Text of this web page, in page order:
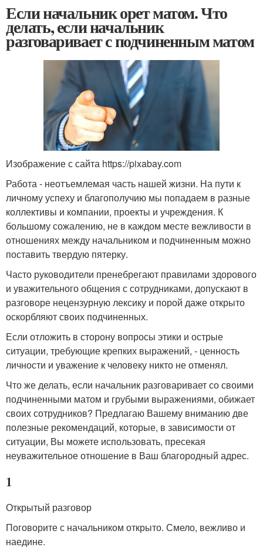
Если начальник орет матом. Что
делать, если начальник
разговаривает с подчиненным матом
Изображение с сайта https://pixabay.com
Работа - неотъемлемая часть нашей жизни. На пути к
личному успеху и благополучию мы попадаем в разные
коллективы и компании, проекты и учреждения. К
большому сожалению, не в каждом месте вежливости в
отношениях между начальником и подчиненным можно
поставить твердую пятерку.
Часто руководители пренебрегают правилами здорового
и уважительного общения с сотрудниками, допускают в
разговоре нецензурную лексику и порой даже открыто
оскорбляют своих подчиненных.
Если отложить в сторону вопросы этики и острые
ситуации, требующие крепких выражений, - ценность
личности и уважение к человеку никто не отменял.
Что же делать, если начальник разговаривает со своими
подчиненными матом и грубыми выражениями, обижает
своих сотрудников? Предлагаю Вашему вниманию две
полезные рекомендаций, которые, в зависимости от
ситуации, Вы можете использовать, пресекая
неуважительное отношение в Ваш благородный адрес.
1
Открытый разговор
Поговорите с начальником открыто. Смело, вежливо и
наедине.